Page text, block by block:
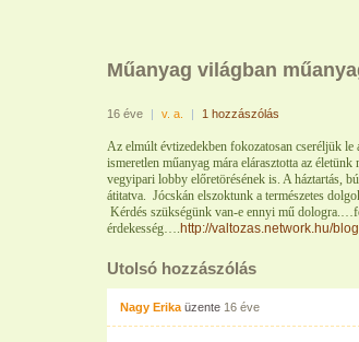
Műanyag világban
16 éve | v. a. | 1 hozzászólás
Az elmúlt évtizedekben fokozatosan cseréljük le
ismeretlen műanyag mára elárasztotta az
vegyipari lobby előretörésének is. A háztartás,
átitatva. Jócskán elszoktunk a természetes
Kérdés szükségünk van-e ennyi mű dologra.
érdekesség…. http://valtozas.network.hu/blog
Utolsó hozzászólás
Nagy Erika üzente 16 éve